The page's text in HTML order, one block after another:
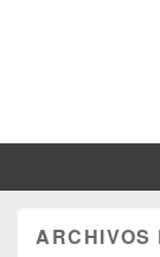
ARCHIVOS